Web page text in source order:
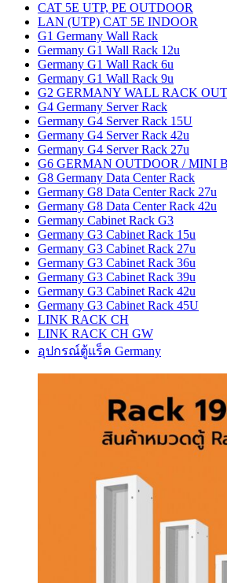
CAT 5E UTP, PE OUTDOOR
LAN (UTP) CAT 5E INDOOR
G1 Germany Wall Rack
Germany G1 Wall Rack 12u
Germany G1 Wall Rack 6u
Germany G1 Wall Rack 9u
G2 GERMANY WALL RACK
G4 Germany Server Rack
Germany G4 Server Rack 15U
Germany G4 Server Rack 42u
Germany G4 Server Rack 27u
G6 GERMAN OUTDOOR / MINI
G8 Germany Data Center Rack
Germany G8 Data Center Rack 27u
Germany G8 Data Center Rack 42u
Germany Cabinet Rack G3
Germany G3 Cabinet Rack 15u
Germany G3 Cabinet Rack 27u
Germany G3 Cabinet Rack 36u
Germany G3 Cabinet Rack 39u
Germany G3 Cabinet Rack 42u
Germany G3 Cabinet Rack 45U
LINK RACK CH
LINK RACK CH GW
อุปกรณ์ตู้แร็ค Germany